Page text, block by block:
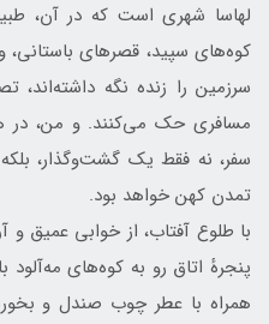
لهاسا شهری است که در آن،
کوه‌های سپید، قصرهای
سرزمین را زنده نگه
مسافری حک می‌کنند. و من، در
سفر، نه فقط یک گشت‌وگذار،
تمدن کهن خواهد بود.
با طلوع آفتاب، از خوابی عمیق و
پنجرهٔ اتاق رو به کوه‌های
همراه با عطر چوب صندل و